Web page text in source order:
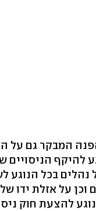
המבקר גם על
להיקף
בכל הנוגע
וכן על אזלת ידו
להצעת חוק